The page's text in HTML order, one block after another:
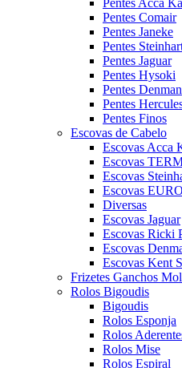
Pentes Acca
Pentes Comair
Pentes Janeke
Pentes
Pentes Jaguar
Pentes Hysoki
Pentes Denman
Pentes
Pentes Finos
Escovas de Cabelo
Escovas Acca
Escovas
Escovas
Escovas
Diversas
Escovas Jaguar
Escovas Ricki
Escovas
Escovas Kent
Frizetes Ganchos
Rolos Bigoudis
Bigoudis
Rolos Esponja
Rolos
Rolos Mise
Rolos Espiral